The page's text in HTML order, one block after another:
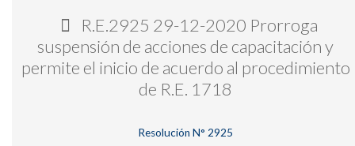
R.E.2925 29-12-2020 Prorroga
suspensión de acciones de capacitación y
permite el inicio de acuerdo al procedimiento
de R.E. 1718
Resolución N° 2925